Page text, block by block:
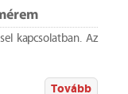
kapcsolatban. Az
Tovább